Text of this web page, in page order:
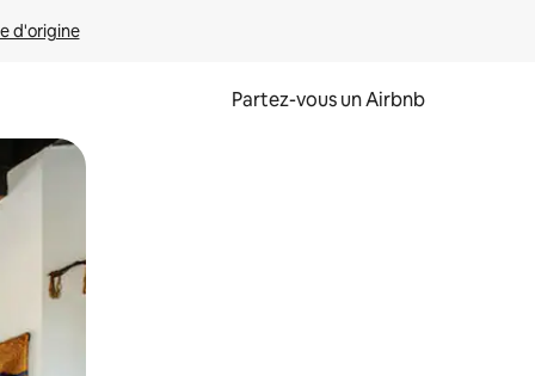
d'origine
Partez-vous un Airbnb